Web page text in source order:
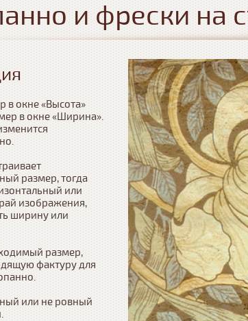
и фрески на
в окне «Высота»
в окне «Ширина».
размер, тогда
или
изображения,
ширину или
размер,
фактуру для
или не ровный